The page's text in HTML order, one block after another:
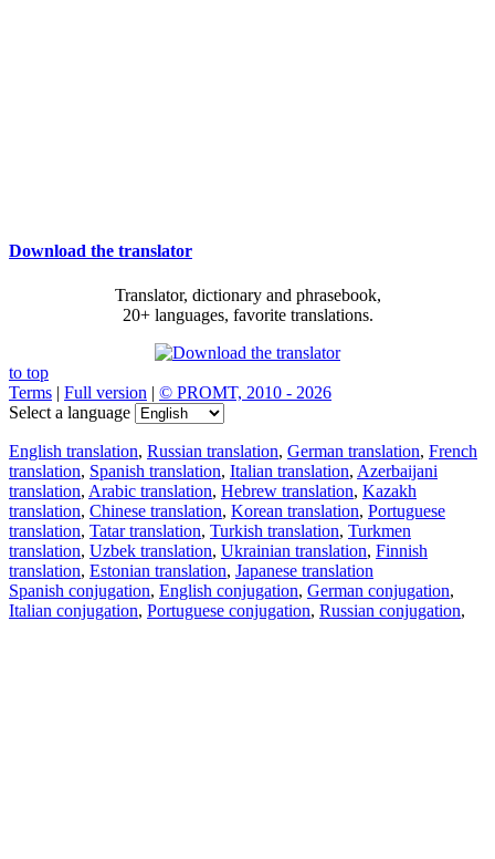
Download the translator
Translator, dictionary and phrasebook,
20+ languages, favorite translations.
to top
Terms | Full version | © PROMT, 2010 - 2026
Select a language
English translation, Russian translation, German translation, French
translation, Spanish translation, Italian translation, Azerbaijani
translation, Arabic translation, Hebrew translation, Kazakh
translation, Chinese translation, Korean translation, Portuguese
translation, Tatar translation, Turkish translation, Turkmen
translation, Uzbek translation, Ukrainian translation, Finnish
translation, Estonian translation, Japanese translation
Spanish conjugation, English conjugation, German conjugation,
Italian conjugation, Portuguese conjugation, Russian conjugation,